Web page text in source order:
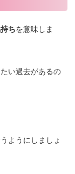
ちを意味しま
い過去があるの
ようにしましょ